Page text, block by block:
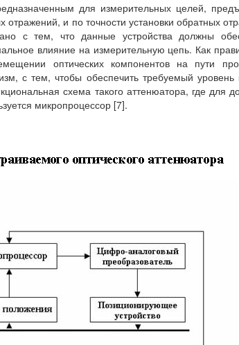
для измерительных целей,
и по точности установки обратных
с тем, что данные устройства должны
влияние на измерительную цепь. Как
оптических компонентов на пути
с тем, чтобы обеспечить требуемый
схема такого аттенюатора, где для
микропроцессор [7].